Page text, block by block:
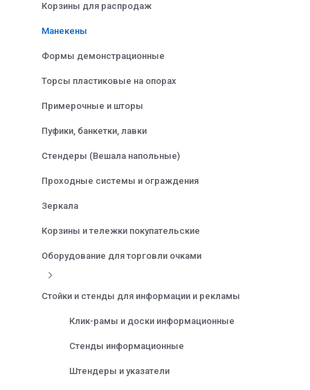
Корзины для распродаж
Манекены
Формы демонстрационные
Торсы пластиковые на опорах
Примерочные и шторы
Пуфики, банкетки, лавки
Стендеры (Вешала напольные)
Проходные системы и ограждения
Зеркала
Корзины и тележки покупательские
Оборудование для торговли очками
Стойки и стенды для информации и рекламы
Клик-рамы и доски информационные
Стенды информационные
Штендеры и указатели